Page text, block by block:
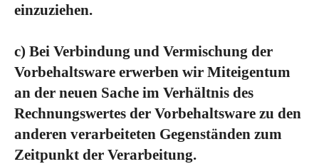
einzuziehen.
c) Bei Verbindung und Vermischung der
Vorbehaltsware erwerben wir Miteigentum
an der neuen Sache im Verhältnis des
Rechnungswertes der Vorbehaltsware zu den
anderen verarbeiteten Gegenständen zum
Zeitpunkt der Verarbeitung.